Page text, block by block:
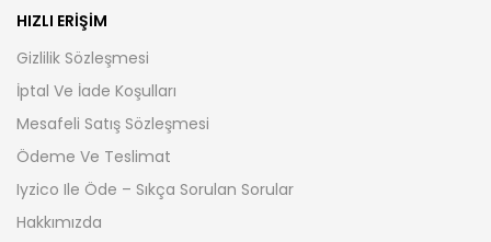
HIZLI ERIŞIM
Gizlilik Sözleşmesi
İptal Ve İade Koşulları
Mesafeli Satış Sözleşmesi
Ödeme Ve Teslimat
Iyzico Ile Öde – Sıkça Sorulan Sorular
Hakkımızda